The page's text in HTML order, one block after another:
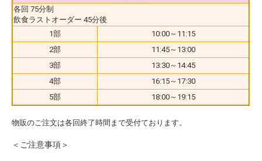
各回 75分制
飲食ラストオーダー 45分後
1部
10:00～11:15
2部
11:45～13:00
3部
13:30～14:45
4部
16:15～17:30
5部
18:00～19:15
物販のご注文は各回終了時間まで受付ております。
＜ご注意事項＞